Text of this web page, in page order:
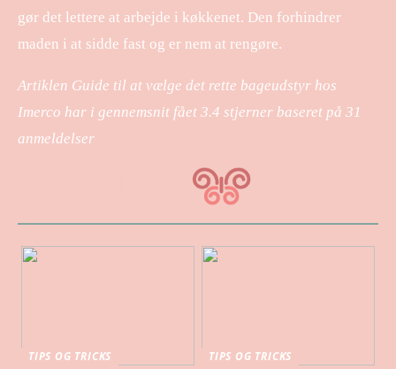
gør det lettere at arbejde i køkkenet. Den forhindrer
maden i at sidde fast og er nem at rengøre.
Artiklen Guide til at vælge det rette bageudstyr hos
Imerco har i gennemsnit fået 3.4 stjerner baseret på 31
anmeldelser
TIPS OG TRICKS
TIPS OG TRICKS